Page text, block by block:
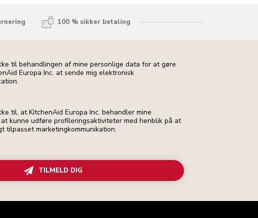
100 % sikker betaling
til behandlingen af mine personlige data for at gøre
Europa Inc. at sende mig elektronisk
til, at KitchenAid Europa Inc. behandler mine
kunne udføre profileringsaktiviteter med henblik på at
tilpasset marketingkommunikation.
TILMELD DIG